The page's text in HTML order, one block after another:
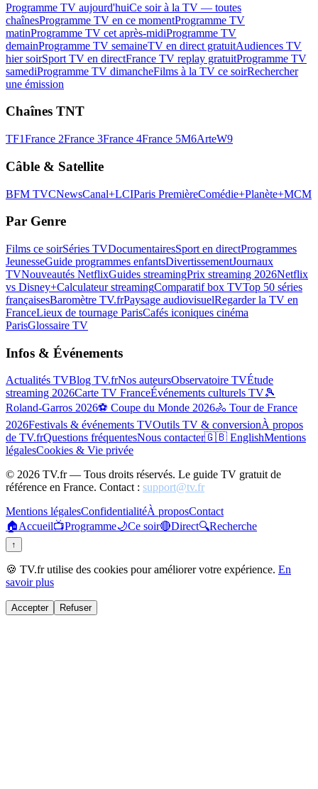
Programme TV aujourd'huiCe soir à la TV — toutes
chaînesProgramme TV en ce momentProgramme TV
matinProgramme TV cet après-midiProgramme TV
demainProgramme TV semaineTV en direct gratuitAudiences TV
hier soirSport TV en directFrance TV replay gratuitProgramme TV
samediProgramme TV dimancheFilms à la TV ce soirRechercher
une émission
Chaînes TNT
TF1France 2France 3France 4France 5M6ArteW9
Câble & Satellite
BFM TVCNewsCanal+LCIParis PremièreComédie+Planète+MCM
Par Genre
Films ce soirSéries TVDocumentairesSport en directProgrammes
JeunesseGuide programmes enfantsDivertissementJournaux
TVNouveautés NetflixGuides streamingPrix streaming 2026Netflix
vs Disney+Calculateur streamingComparatif box TVTop 50 séries
françaisesBaromètre TV.frPaysage audiovisuelRegarder la TV en
FranceLieux de tournage ParisCafés iconiques cinéma
ParisGlossaire TV
Infos & Événements
Actualités TVBlog TV.frNos auteursObservatoire TVÉtude
streaming 2026Carte TV FranceÉvénements culturels TV🎾
Roland-Garros 2026⚽ Coupe du Monde 2026🚴 Tour de France
2026Festivals & événements TVOutils TV & conversionÀ propos
de TV.frQuestions fréquentesNous contacter🇬🇧 EnglishMentions
légalesCookies & Vie privée
© 2026 TV.fr — Tous droits réservés. Le guide TV gratuit de
référence en France. Contact : support@tv.fr
Mentions légalesConfidentialitéÀ proposContact
🏠Accueil📺Programme🌙Ce soir🔴Direct🔍Recherche
↑
🍪 TV.fr utilise des cookies pour améliorer votre expérience. En
savoir plus
Accepter Refuser